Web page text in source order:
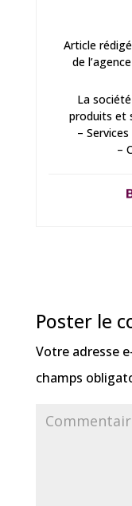
Article
de
La
produits et
–
–
Poster le
Votre adresse
champs